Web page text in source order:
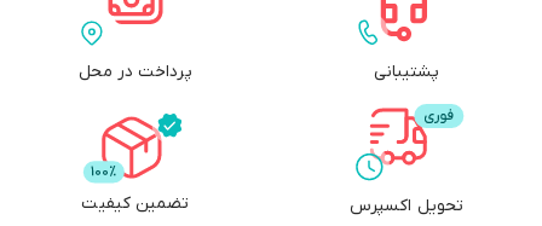
پشتیبانی پرداخت در محل
تحویل اکسپرس تضمین کیفیت